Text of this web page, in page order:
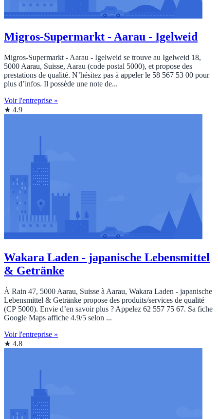
Migros-Supermarkt - Aarau - Igelweid
Migros-Supermarkt - Aarau - Igelweid se trouve au Igelweid 18,
5000 Aarau, Suisse, Aarau (code postal 5000), et propose des
prestations de qualité. N’hésitez pas à appeler le 58 567 53 00 pour
plus d’infos. Il possède une note de...
Voir l'entreprise »
★ 4.9
Wakara Laden - japanische Lebensmittel
& Getränke
À Rain 47, 5000 Aarau, Suisse à Aarau, Wakara Laden - japanische
Lebensmittel & Getränke propose des produits/services de qualité
(CP 5000). Envie d’en savoir plus ? Appelez 62 557 75 67. Sa fiche
Google Maps affiche 4.9/5 selon ...
Voir l'entreprise »
★ 4.8